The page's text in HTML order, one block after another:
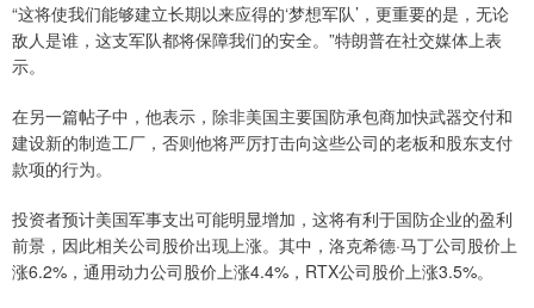
“这将使我们能够建立长期以来应得的‘梦想军队’，更重要的是，无论
敌人是谁，这支军队都将保障我们的安全。”特朗普在社交媒体上表
示。
在另一篇帖子中，他表示，除非美国主要国防承包商加快武器交付和
建设新的制造工厂，否则他将严厉打击向这些公司的老板和股东支付
款项的行为。
投资者预计美国军事支出可能明显增加，这将有利于国防企业的盈利
前景，因此相关公司股价出现上涨。其中，洛克希德·马丁公司股价上
涨6.2%，通用动力公司股价上涨4.4%，RTX公司股价上涨3.5%。